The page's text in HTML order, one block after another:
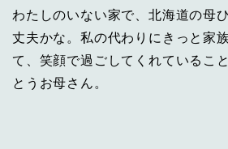
わたしのいない家で、北海道の母
丈夫かな。私の代わりにきっと家
て、笑顔で過ごしてくれているこ
とうお母さん。